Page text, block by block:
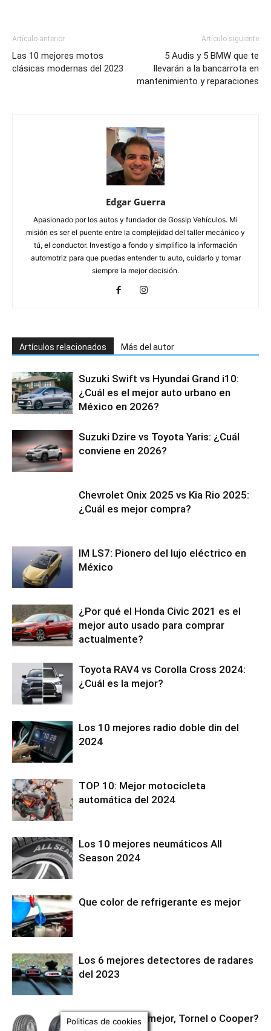
Artículo anterior
Las 10 mejores motos
clásicas modernas del 2023
Artículo siguiente
5 Audis y 5 BMW que te
llevarán a la bancarrota en
mantenimiento y reparaciones
Edgar Guerra
Apasionado por los autos y fundador de Gossip Vehículos. Mi
misión es ser el puente entre la complejidad del taller mecánico y
tú, el conductor. Investigo a fondo y simplifico la información
automotriz para que puedas entender tu auto, cuidarlo y tomar
siempre la mejor decisión.
Artículos relacionados Más del autor
Suzuki Swift vs Hyundai Grand i10:
¿Cuál es el mejor auto urbano en
México en 2026?
Suzuki Dzire vs Toyota Yaris: ¿Cuál
conviene en 2026?
Chevrolet Onix 2025 vs Kia Rio 2025:
¿Cuál es mejor compra?
IM LS7: Pionero del lujo eléctrico en
México
¿Por qué el Honda Civic 2021 es el
mejor auto usado para comprar
actualmente?
Toyota RAV4 vs Corolla Cross 2024:
¿Cuál es la mejor?
Los 10 mejores radio doble din del
2024
TOP 10: Mejor motocicleta
automática del 2024
Los 10 mejores neumáticos All
Season 2024
Que color de refrigerante es mejor
Los 6 mejores detectores de radares
del 2023
¿Que llanta es mejor, Tornel o Cooper?
Politicas de cookies